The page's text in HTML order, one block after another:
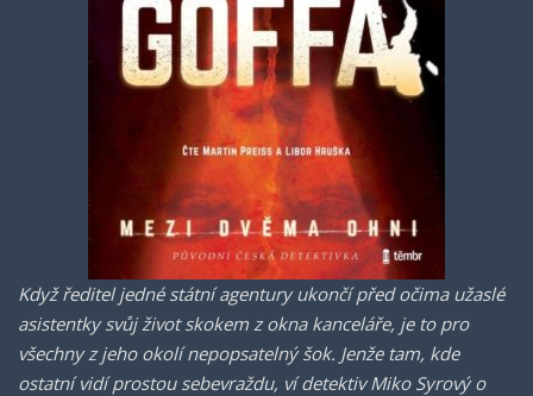
Když ředitel jedné státní agentury ukončí před očima užaslé
asistentky svůj život skokem z okna kanceláře, je to pro
všechny z jeho okolí nepopsatelný šok. Jenže tam, kde
ostatní vidí prostou sebevraždu, ví detektiv Miko Syrový o